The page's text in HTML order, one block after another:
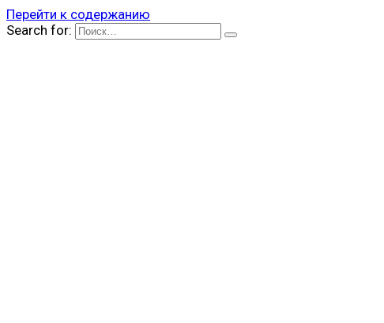
Перейти к содержанию
Search for: